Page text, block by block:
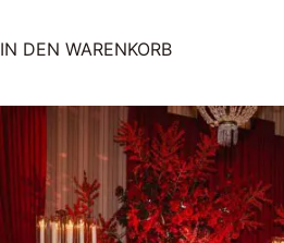
IN DEN WARENKORB